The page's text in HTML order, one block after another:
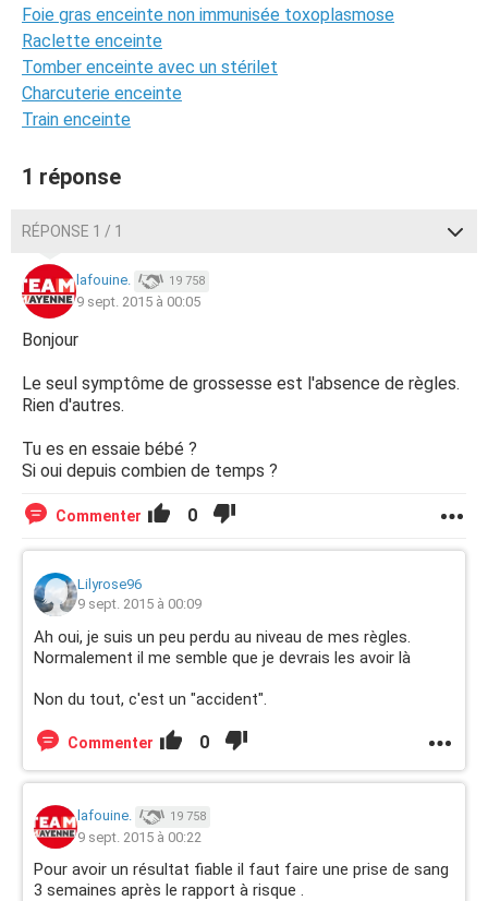
Foie gras enceinte non immunisée toxoplasmose
Raclette enceinte
Tomber enceinte avec un stérilet
Charcuterie enceinte
Train enceinte
1 réponse
RÉPONSE 1 / 1
lafouine. 19 758
9 sept. 2015 à 00:05
Bonjour
Le seul symptôme de grossesse est l'absence de règles.
Rien d'autres.
Tu es en essaie bébé ?
Si oui depuis combien de temps ?
Commenter 0
Lilyrose96
9 sept. 2015 à 00:09
Ah oui, je suis un peu perdu au niveau de mes règles.
Normalement il me semble que je devrais les avoir là
Non du tout, c'est un "accident".
Commenter 0
lafouine. 19 758
9 sept. 2015 à 00:22
Pour avoir un résultat fiable il faut faire une prise de sang
3 semaines après le rapport à risque .